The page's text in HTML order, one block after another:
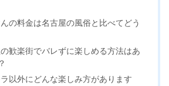
の料金は名古屋の風俗と比べてどう
歓楽街でバレずに楽しめる方法はあ
以外にどんな楽しみ方があります